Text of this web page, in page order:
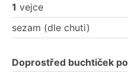
1 vejce
sezam (dle chuti)
Doprostřed buchtiček